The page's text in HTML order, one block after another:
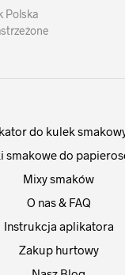
Polska
do kulek
smakowe do
Mixy smaków
O nas & FAQ
Instrukcja aplikatora
Zakup hurtowy